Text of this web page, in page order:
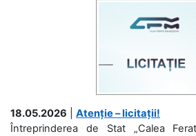
18.05.2026
Atenție – licitații!
Întreprinderea de Stat „Calea